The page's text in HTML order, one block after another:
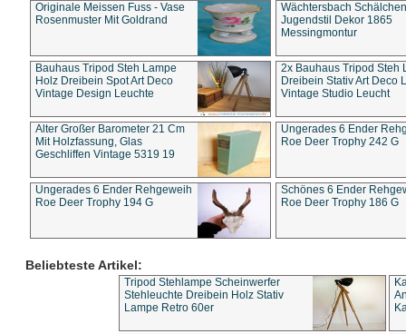
Originale Meissen Fuss - Vase
Rosenmuster Mit Goldrand
Wächtersbach Schälchen
Jugendstil Dekor 1865
Messingmontur
Bauhaus Tripod Steh Lampe
Holz Dreibein Spot Art Deco
Vintage Design Leuchte
2x Bauhaus Tripod Steh
Dreibein Stativ Art Deco
Vintage Studio Leucht
Alter Großer Barometer 21 Cm
Mit Holzfassung, Glas
Geschliffen Vintage 5319 19
Ungerades 6 Ender
Roe Deer Trophy 242 G
Ungerades 6 Ender Rehgeweih
Roe Deer Trophy 194 G
Schönes 6 Ender
Roe Deer Trophy 186 G
Beliebteste Artikel:
Tripod Stehlampe Scheinwerfer
Stehleuchte Dreibein Holz Stativ
Lampe Retro 60er